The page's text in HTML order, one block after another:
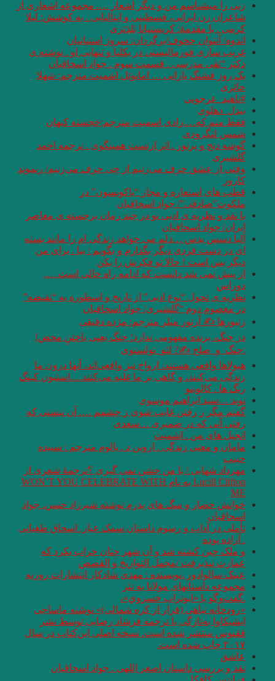
زنی را میشناسم من و دیگر اشعار …. مجموعه اشعاری از
شاعران زن ایرانی، فسطینی و ایتالیایی . به کوشش: لیلا
کرمی . با مقدمۀ: کریستیانا بَلدَتزی
اندوه/ آنتوان چخوف/برگردان: سروژ استپانیان
غریب سازی فورمالیستی در یکلیا و تنهایی او . نوشته ی
دکتر “تقی مدرسی . قسمت سوم . جواد اسحاقیان
یک روز قشنگ بارانی … امانوئل اشمیت.مترجم: شهلا
حائری
#ناهید_عرجونی
بیدل_دهلوی
فقط منم که….زادی اسمیت مترجم:خجسته کیهان
شمس لنگرودی
گوشه دنج و پرنور . اثر ارنست همینگوی . ترجمه احمد
گلشیری
وقتی از عشق حرف می‌زنیم از چی حرف می‌زنیم/ ریموند
کارور
قطب های استعاره و مجاز “یاکوبسون” در
ملکوت”صادقی”/ جواد اسحاقیان
با نقد و نظریه ی ادبی نو در چند رمان برجسته ی معاصر
ایران/ جواد اسحاقیان
آلبا دسس پدس …دلم می خواهد زندگی ام را مانند بسته
ای در دست فردی دیگر بگذارم و بگویم : بیا . برای من
دیگر بس است ! حالا تو فکرش را بکن
از پیش نمی شد دانست که ادامه راه خالی است. …
دوراس
نظریه ی تحول “نوع ادبی” از تاریخ و اسطوره به “نقیضه”
در معصوم دوم “گلشیری/ جواد اسحاقیان
زنبورها ✍ آرتور میلر مترجم: مژده دقیقی
در جنگ‌، برنده مفهومی ندارد؛ جنگ يعنی باختنِ محض!
:جنگ_و_صلح ✍? لئو_تولستوی
هیولاها واقعی هستند، ارواح نیز واقعی‌اند، آنها درون ما
زندگی می‌کنند، و گاهی بر ما غلبه می‌کنند….استیون کینگ
رنگ ها . کالوینو
نوید …سید ابراهیم موسوی
گفتم مگر ز رفتن غایب شوی ز چشمم …. آن نیستی که
رفتی آنی که در ضمیری …سعدی
انجیل های من . اشمیت
مامان و معنی زندگی . اروین د . یالوم مترجم : سپیده
حبیب
مهرداد شهابی / با من جشن نمی گیری ؟ترجمۀ شعری از
Lucill Clifton به نام WON’T YOU CELEBRATE WITH
ME
خوانش حصار و سگ های پدرم نوشته شیرزاد حسن. جواد
اسحاقیان
تأملی در آداب و رسوم داستان سمک عیار. اسحاق طغیانی
. آزاده پوده
و ملک چین کشته شد و آن شهر چنان خراب بکرد که
عمارت نپذیرفت /مجمل التواریخ و القصص
عینک سالوادور .نویسنده : مهدی شادکار انتشارات روزنه
مجموعه داستانهای مولانا به نثر
.گفت‌وگو با «ابوتراب خسروي»،
«رودخانه تباهی (فرار از کره شمالی)» نوشته ماساجی
ایشیکاوا به‌تازگی با ترجمه فرشاد رضایی توسط نشر
ققنوس منتشر شده است. نسخه اصلی این‌کتاب در سال
۲۰۱۷ چاپ شده است.
عاشق
نقد و بررسی داستان اصغر اللهی . جواد اسحاقیان